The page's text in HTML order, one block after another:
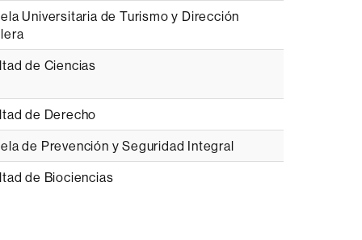
Universitaria de Turismo y Dirección
de Ciencias
de Derecho
de Prevención y Seguridad Integral
de Biociencias